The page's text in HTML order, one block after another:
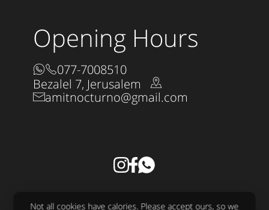
Opening Hours
077-7008510
Bezalel 7, Jerusalem
amitnocturno@gmail.com
Accessibility Statement
Not all cookies have calories. Please accept ours, so we